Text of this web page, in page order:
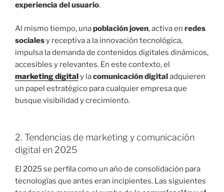
experiencia del usuario.
Al mismo tiempo, unapoblación joven, activa en redes
socialesy receptiva a la innovación tecnológica,
impulsa la demanda de contenidos digitales dinámicos,
accesibles y relevantes. En este contexto, el
marketing digitaly lacomunicación digitaladquieren
un papel estratégico para cualquier empresa que
busque visibilidad y crecimiento.
2. Tendencias de marketing y comunicación
digital en 2025
El 2025 se perfila como un año de consolidación para
tecnologías que antes eran incipientes. Las siguientes